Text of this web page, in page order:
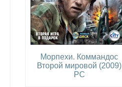
Морпехи. Коммандос
Второй мировой (2009)
PC